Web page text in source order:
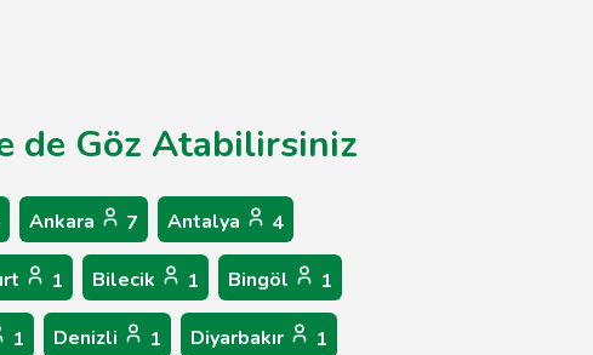
de Göz Atabilirsiniz
Ankara 7 Antalya 4
1 Bilecik 1 Bingöl 1
1 Denizli 1 Diyarbakır 1